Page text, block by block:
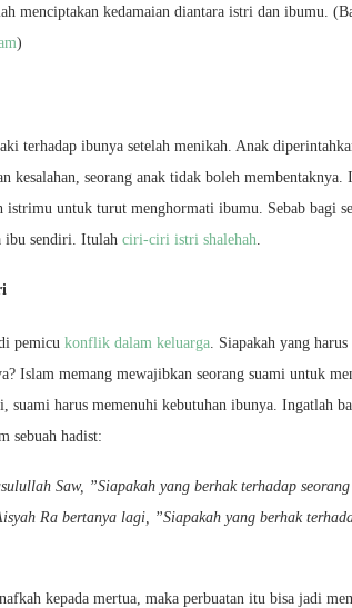
menciptakan kedamaian diantara istri dan ibumu.
)
terhadap ibunya setelah menikah. Anak
kesalahan, seorang anak tidak boleh membentaknya.
istrimu untuk turut menghormati ibumu. Sebab bagi
ibu sendiri. Itulah ciri-ciri istri shalehah.
pemicu konflik dalam keluarga. Siapakah yang
Islam memang mewajibkan seorang suami untuk
harus memenuhi kebutuhan ibunya. Ingatlah
sebuah hadist:
Saw, ”Siapakah yang berhak terhadap
Ra bertanya lagi, ”Siapakah yang berhak
kepada mertua, maka perbuatan itu bisa jadi